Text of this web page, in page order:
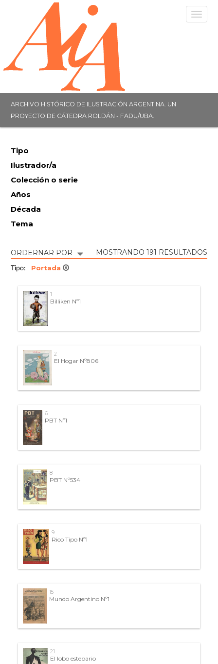
ARCHIVO HISTÓRICO DE ILUSTRACIÓN ARGENTINA. UN
PROYECTO DE CÁTEDRA ROLDÁN - FADU/UBA.
Tipo
Ilustrador/a
Colección o serie
Años
Década
Tema
ORDERNAR POR MOSTRANDO 191 RESULTADOS
Tipo: Portada
1
Billiken Nº1
2
El Hogar Nº806
6
PBT Nº1
8
PBT Nº534
9
Rico Tipo Nº1
15
Mundo Argentino Nº1
21
El lobo estepario